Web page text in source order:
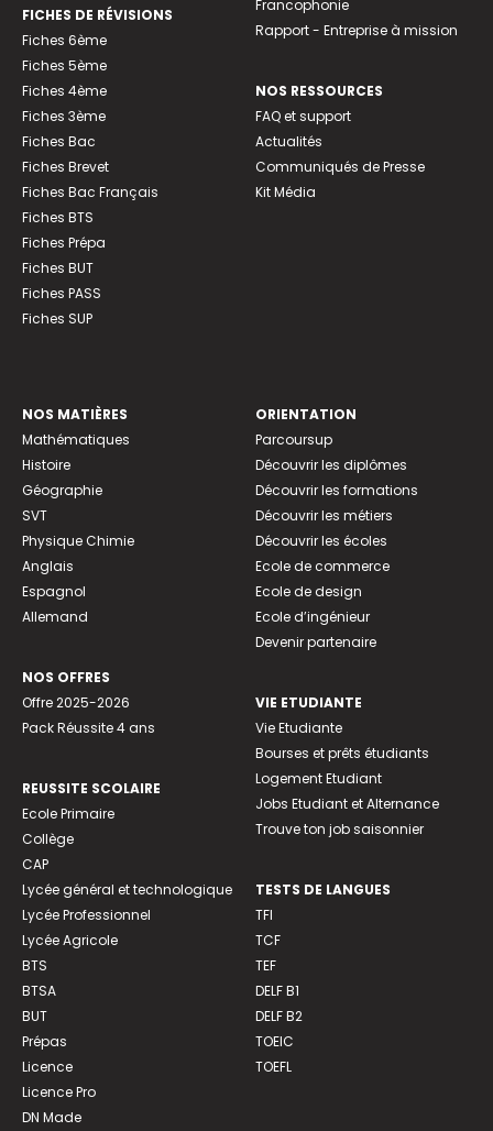
FICHES DE RÉVISIONS
Fiches 6ème
Fiches 5ème
Fiches 4ème
Fiches 3ème
Fiches Bac
Fiches Brevet
Fiches Bac Français
Fiches BTS
Fiches Prépa
Fiches BUT
Fiches PASS
Fiches SUP
Francophonie
Rapport - Entreprise à mission
NOS RESSOURCES
FAQ et support
Actualités
Communiqués de Presse
Kit Média
NOS MATIÈRES
Mathématiques
Histoire
Géographie
SVT
Physique Chimie
Anglais
Espagnol
Allemand
NOS OFFRES
Offre 2025-2026
Pack Réussite 4 ans
REUSSITE SCOLAIRE
Ecole Primaire
Collège
CAP
Lycée général et technologique
Lycée Professionnel
Lycée Agricole
BTS
BTSA
BUT
Prépas
Licence
Licence Pro
DN Made
ORIENTATION
Parcoursup
Découvrir les diplômes
Découvrir les formations
Découvrir les métiers
Découvrir les écoles
Ecole de commerce
Ecole de design
Ecole d’ingénieur
Devenir partenaire
VIE ETUDIANTE
Vie Etudiante
Bourses et prêts étudiants
Logement Etudiant
Jobs Etudiant et Alternance
Trouve ton job saisonnier
TESTS DE LANGUES
TFI
TCF
TEF
DELF B1
DELF B2
TOEIC
TOEFL